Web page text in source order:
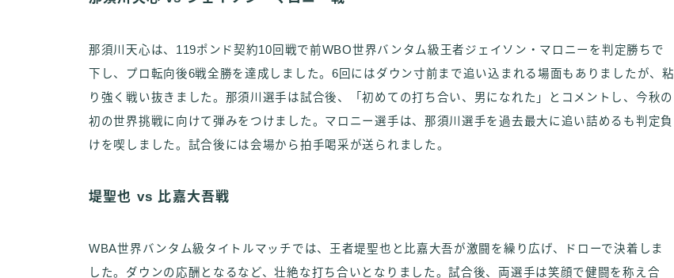
那須川天心は、119ポンド契約10回戦で前WBO世界バンタム級王者ジェイソン・マロニーを判定勝ちで
下し、プロ転向後6戦全勝を達成しました。6回にはダウン寸前まで追い込まれる場面もありましたが、粘
り強く戦い抜きました。那須川選手は試合後、「初めての打ち合い、男になれた」とコメントし、今秋の
初の世界挑戦に向けて弾みをつけました。マロニー選手は、那須川選手を過去最大に追い詰めるも判定負
けを喫しました。試合後には会場から拍手喝采が送られました。
堤聖也 vs 比嘉大吾戦
WBA世界バンタム級タイトルマッチでは、王者堤聖也と比嘉大吾が激闘を繰り広げ、ドローで決着しま
した。ダウンの応酬となるなど、壮絶な打ち合いとなりました。試合後、両選手は笑顔で健闘を称え合